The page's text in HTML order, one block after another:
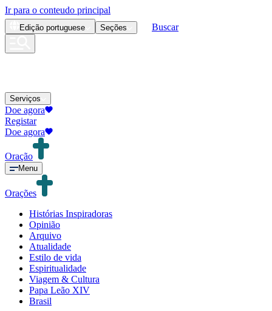
Ir para o conteudo principal
Edição portuguese Seções Buscar
Serviços
Doe agora
Registar
Doe agora
Oração
Menu
Orações
Histórias Inspiradoras
Opinião
Arquivo
Atualidade
Estilo de vida
Espiritualidade
Viagem & Cultura
Papa Leão XIV
Brasil